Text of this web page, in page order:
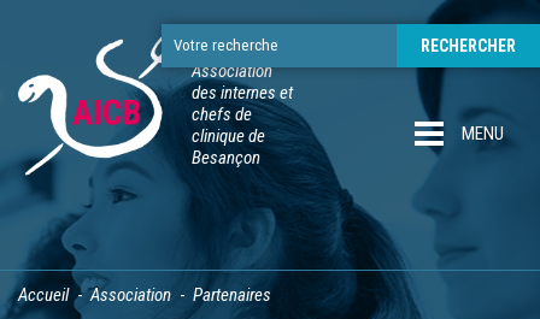
Association
des internes et
chefs de
clinique de
Besançon
MENU
Accueil Association Partenaires